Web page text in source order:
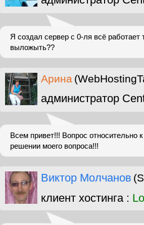
Я создал сервер с 0-ля всё работает
выложыть??
Арина
администратор
Всем привет!!! Вопрос относительно
решении моего вопроса!!!
Виктор Молчанов
клиент хостинга :